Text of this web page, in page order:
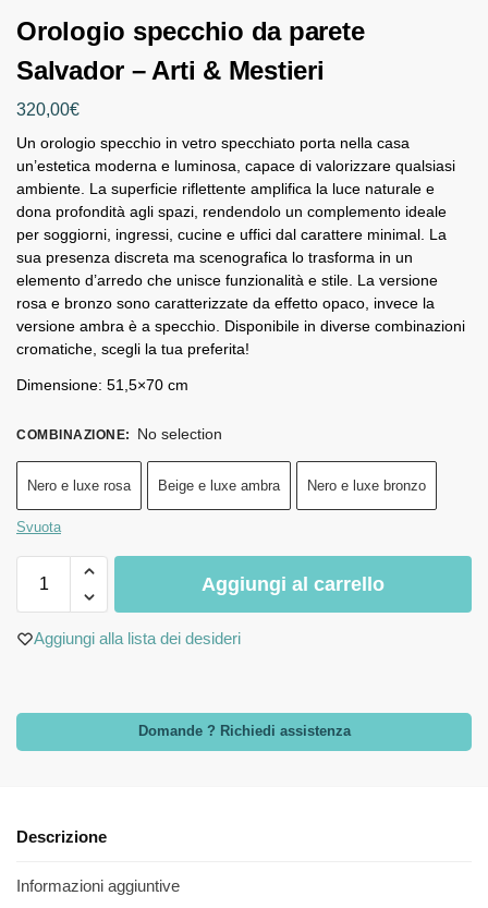
Orologio specchio da parete
Salvador – Arti & Mestieri
320,00€
Un orologio specchio in vetro specchiato porta nella casa
un’estetica moderna e luminosa, capace di valorizzare qualsiasi
ambiente. La superficie riflettente amplifica la luce naturale e
dona profondità agli spazi, rendendolo un complemento ideale
per soggiorni, ingressi, cucine e uffici dal carattere minimal. La
sua presenza discreta ma scenografica lo trasforma in un
elemento d’arredo che unisce funzionalità e stile. La versione
rosa e bronzo sono caratterizzate da effetto opaco, invece la
versione ambra è a specchio. Disponibile in diverse combinazioni
cromatiche, scegli la tua preferita!
Dimensione: 51,5×70 cm
COMBINAZIONE: No selection
Nero e luxe rosa Beige e luxe ambra Nero e luxe bronzo
Svuota
Aggiungi al carrello
Aggiungi alla lista dei desideri
Domande ? Richiedi assistenza
Descrizione
Informazioni aggiuntive